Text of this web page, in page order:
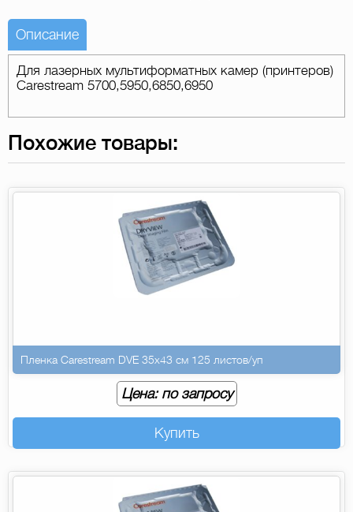
Описание
Для лазерных мультиформатных камер (принтеров)
Carestream 5700,5950,6850,6950
Похожие товары:
Пленка Carestream DVE 35х43 см 125 листов/уп
Цена: по запросу
Купить